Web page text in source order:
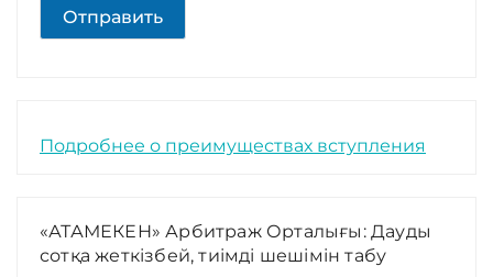
Отправить
Подробнее о преимуществах вступления
«АТАМЕКЕН» Арбитраж Орталығы: Дауды
сотқа жеткізбей, тиімді шешімін табу